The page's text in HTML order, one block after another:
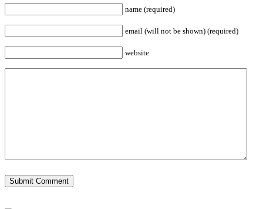
name (required)
email (will not be shown) (required)
website